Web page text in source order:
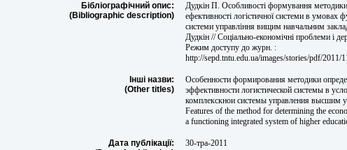
Бібліографічний опис:
(Bibliographic description)
Дудкін П. Особливості формування методики
ефективності логістичної системи в умовах
системи управління вищим навчальним
Дудкін // Соціально-економічні проблеми
Режим доступу до журн. :
http://sepd.tntu.edu.ua/images/stories/pdf/2011/
Інші назви:
(Other titles)
Особенности формирования методики
эффективности логистической системы в
комплекскнои системы управления высшим
Features of the method for determining the
a functioning integrated system of higher
Дата публікації:
30-тра-2011